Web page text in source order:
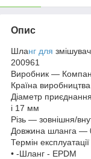
Опис
Шланг для
200961
Виробник —
Країна
Діаметр
і 17 мм
Різь — зовнішня/
Довжина шланга —
Термін
• -Шланг - EPDM